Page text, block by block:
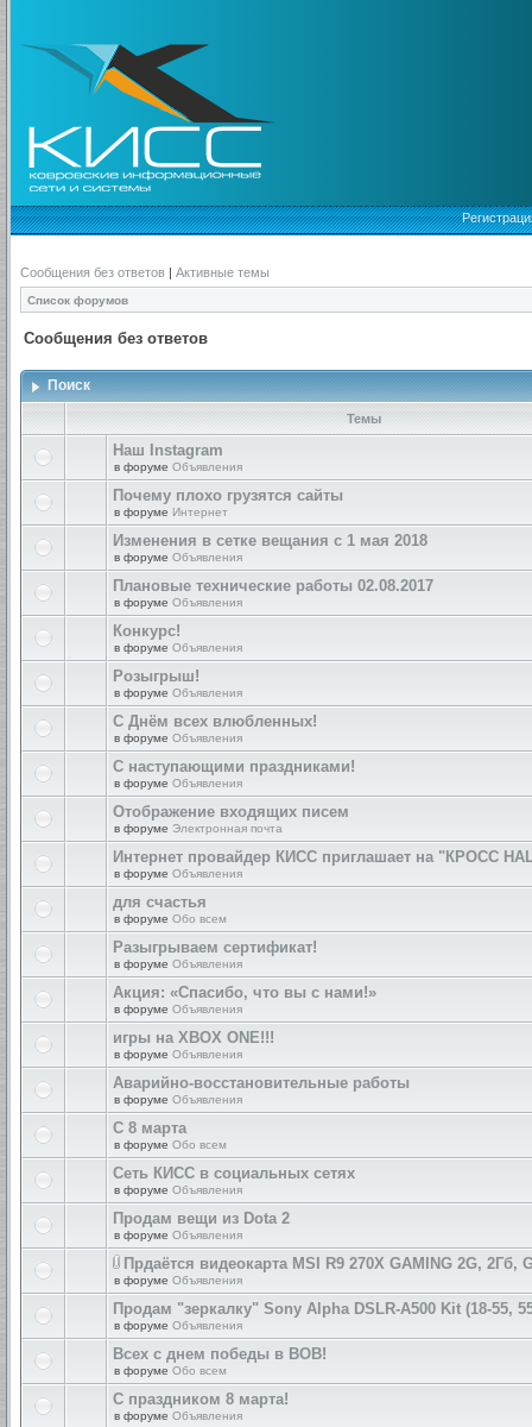
Сообщения без ответов | Активные темы
Список форумов
Сообщения без ответов
Поиск
Темы
Наш Instagram
в форуме Объявления
Почему плохо грузятся сайты
в форуме Интернет
Изменения в сетке вещания с 1 мая 2018
в форуме Объявления
Плановые технические работы 02.08.2017
в форуме Объявления
Конкурс!
в форуме Объявления
Розыгрыш!
в форуме Объявления
С Днём всех влюбленных!
в форуме Объявления
С наступающими праздниками!
в форуме Объявления
Отображение входящих писем
в форуме Электронная почта
Интернет провайдер КИСС приглашает на "КРОСС
в форуме Объявления
для счастья
в форуме Обо всем
Разыгрываем сертификат!
в форуме Объявления
Акция: «Спасибо, что вы с нами!»
в форуме Объявления
игры на XBOX ONE!!!
в форуме Объявления
Аварийно-восстановительные работы
в форуме Объявления
С 8 марта
в форуме Обо всем
Сеть КИСС в социальных сетях
в форуме Объявления
Продам вещи из Dota 2
в форуме Объявления
Прдаётся видеокарта MSI R9 270X GAMING 2G, 2Гб,
в форуме Объявления
Продам "зеркалку" Sony Alpha DSLR-A500 Kit (18-55,
в форуме Объявления
Всех с днем победы в ВОВ!
в форуме Обо всем
С праздником 8 марта!
в форуме Объявления